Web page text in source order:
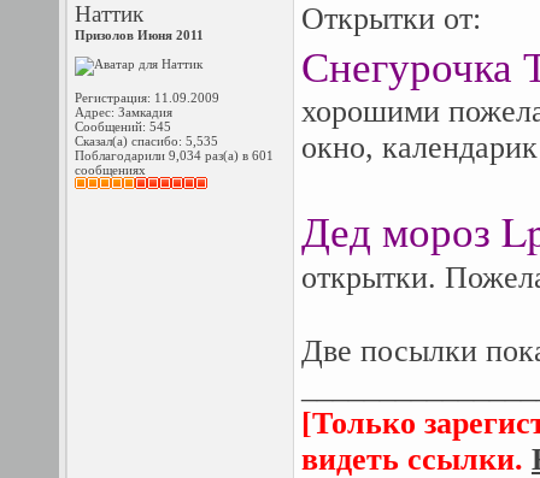
Наттик
Призолов Июня 2011
Регистрация: 11.09.2009
Адрес: Замкадия
Сообщений: 545
Сказал(а) спасибо: 5,535
Поблагодарили 9,034 раз(а) в 601
сообщениях
Открытки от:
Снегурочка
хорошими
окно,
Дед мороз
открытки.
Две посылки
[Только
видеть ссылки.